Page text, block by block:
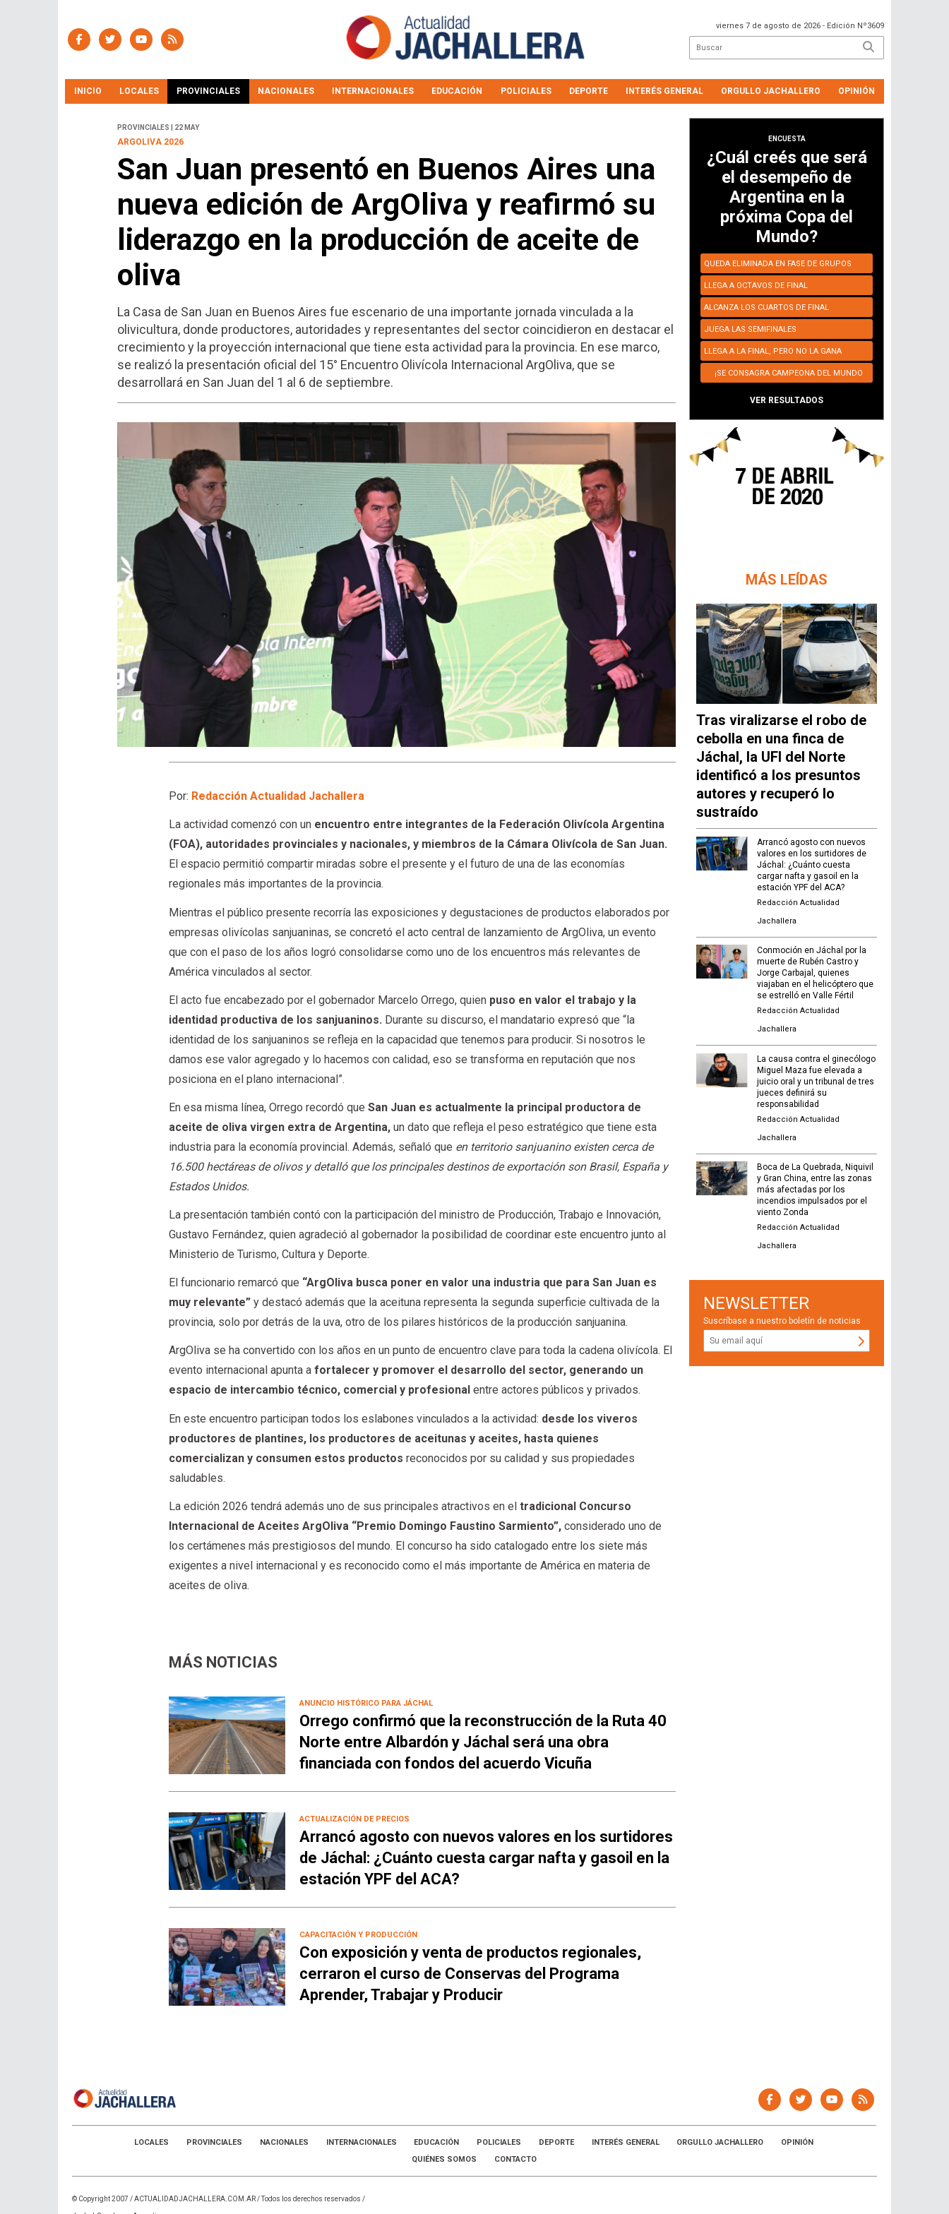
viernes 7 de agosto de 2026 - Edición Nº3609
INICIO LOCALES PROVINCIALES NACIONALES INTERNACIONALES EDUCACIÓN POLICIALES DEPORTE INTERÉS GENERAL ORGULLO JACHALLERO OPINIÓN
PROVINCIALES | 22 MAY
ARGOLIVA 2026
San Juan presentó en Buenos Aires una
nueva edición de ArgOliva y reafirmó su
liderazgo en la producción de aceite de
oliva
La Casa de San Juan en Buenos Aires fue escenario de una importante jornada vinculada a la
olivicultura, donde productores, autoridades y representantes del sector coincidieron en destacar el
crecimiento y la proyección internacional que tiene esta actividad para la provincia. En ese marco,
se realizó la presentación oficial del 15° Encuentro Olivícola Internacional ArgOliva, que se
desarrollará en San Juan del 1 al 6 de septiembre.
Por: Redacción Actualidad Jachallera
La actividad comenzó con un encuentro entre integrantes de la Federación Olivícola Argentina
(FOA), autoridades provinciales y nacionales, y miembros de la Cámara Olivícola de San Juan.
El espacio permitió compartir miradas sobre el presente y el futuro de una de las economías
regionales más importantes de la provincia.
Mientras el público presente recorría las exposiciones y degustaciones de productos elaborados por
empresas olivícolas sanjuaninas, se concretó el acto central de lanzamiento de ArgOliva, un evento
que con el paso de los años logró consolidarse como uno de los encuentros más relevantes de
América vinculados al sector.
El acto fue encabezado por el gobernador Marcelo Orrego, quien puso en valor el trabajo y la
identidad productiva de los sanjuaninos. Durante su discurso, el mandatario expresó que “la
identidad de los sanjuaninos se refleja en la capacidad que tenemos para producir. Si nosotros le
damos ese valor agregado y lo hacemos con calidad, eso se transforma en reputación que nos
posiciona en el plano internacional”.
En esa misma línea, Orrego recordó queSan Juan es actualmente la principal productora de
aceite de oliva virgen extra de Argentina, un dato que refleja el peso estratégico que tiene esta
industria para la economía provincial. Además, señaló que en territorio sanjuanino existen cerca de
16.500 hectáreas de olivos y detalló que los principales destinos de exportación son Brasil, España y
Estados Unidos.
La presentación también contó con la participación del ministro de Producción, Trabajo e Innovación,
Gustavo Fernández, quien agradeció al gobernador la posibilidad de coordinar este encuentro junto al
Ministerio de Turismo, Cultura y Deporte.
El funcionario remarcó que “ArgOliva busca poner en valor una industria que para San Juan es
muy relevante” y destacó además que la aceituna representa la segunda superficie cultivada de la
provincia, solo por detrás de la uva, otro de los pilares históricos de la producción sanjuanina.
ArgOliva se ha convertido con los años en un punto de encuentro clave para toda la cadena olivícola. El
evento internacional apunta afortalecer y promover el desarrollo del sector, generando un
espacio de intercambio técnico, comercial y profesional entre actores públicos y privados.
En este encuentro participan todos los eslabones vinculados a la actividad: desde los viveros
productores de plantines, los productores de aceitunas y aceites, hasta quienes
comercializan y consumen estos productos reconocidos por su calidad y sus propiedades
saludables.
La edición 2026 tendrá además uno de sus principales atractivos en el tradicional Concurso
Internacional de Aceites ArgOliva “Premio Domingo Faustino Sarmiento”, considerado uno de
los certámenes más prestigiosos del mundo. El concurso ha sido catalogado entre los siete más
exigentes a nivel internacional y es reconocido como el más importante de América en materia de
aceites de oliva.
MÁS NOTICIAS
ANUNCIO HISTÓRICO PARA JÁCHAL
Orrego confirmó que la reconstrucción de la Ruta 40
Norte entre Albardón y Jáchal será una obra
financiada con fondos del acuerdo Vicuña
ACTUALIZACIÓN DE PRECIOS
Arrancó agosto con nuevos valores en los surtidores
de Jáchal: ¿Cuánto cuesta cargar nafta y gasoil en la
estación YPF del ACA?
CAPACITACIÓN Y PRODUCCIÓN
Con exposición y venta de productos regionales,
cerraron el curso de Conservas del Programa
Aprender, Trabajar y Producir
ENCUESTA
¿Cuál creés que será
el desempeño de
Argentina en la
próxima Copa del
Mundo?
QUEDA ELIMINADA EN FASE DE GRUPOS
LLEGA A OCTAVOS DE FINAL
ALCANZA LOS CUARTOS DE FINAL
JUEGA LAS SEMIFINALES
LLEGA A LA FINAL, PERO NO LA GANA
¡SE CONSAGRA CAMPEONA DEL MUNDO
VER RESULTADOS
MÁS LEÍDAS
Tras viralizarse el robo de
cebolla en una finca de
Jáchal, la UFI del Norte
identificó a los presuntos
autores y recuperó lo
sustraído
Arrancó agosto con nuevos
valores en los surtidores de
Jáchal: ¿Cuánto cuesta
cargar nafta y gasoil en la
estación YPF del ACA?
Redacción Actualidad
Jachallera
Conmoción en Jáchal por la
muerte de Rubén Castro y
Jorge Carbajal, quienes
viajaban en el helicóptero que
se estrelló en Valle Fértil
Redacción Actualidad
Jachallera
La causa contra el ginecólogo
Miguel Maza fue elevada a
juicio oral y un tribunal de tres
jueces definirá su
responsabilidad
Redacción Actualidad
Jachallera
Boca de La Quebrada, Niquivil
y Gran China, entre las zonas
más afectadas por los
incendios impulsados por el
viento Zonda
Redacción Actualidad
Jachallera
NEWSLETTER
Suscríbase a nuestro boletín de noticias
LOCALES PROVINCIALES NACIONALES INTERNACIONALES EDUCACIÓN POLICIALES DEPORTE INTERÉS GENERAL ORGULLO JACHALLERO
OPINIÓN
QUIÉNES SOMOS
CONTACTO
© Copyright 2007 /ACTUALIDADJACHALLERA.COM.AR/ Todos los derechos reservados /